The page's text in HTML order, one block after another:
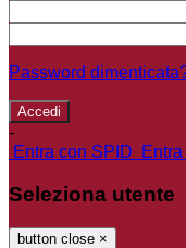
Password
-
Entra con SPID
Seleziona utente
button close ×